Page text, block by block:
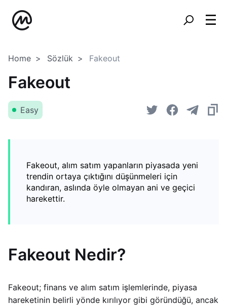
Home Sözlük Fakeout
Fakeout
Easy
Fakeout, alım satım yapanların piyasada yeni
trendin ortaya çıktığını düşünmeleri için
kandıran, aslında öyle olmayan ani ve geçici
harekettir.
Fakeout Nedir?
Fakeout; finans ve alım satım işlemlerinde, piyasa
hareketinin belirli yönde kırılıyor gibi göründüğü, ancak